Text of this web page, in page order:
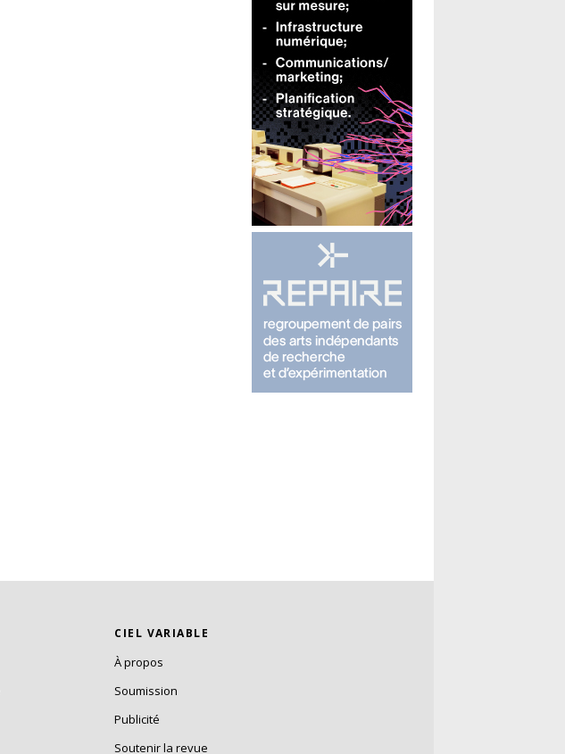
CIEL VARIABLE
À propos
Soumission
Publicité
Soutenir la revue